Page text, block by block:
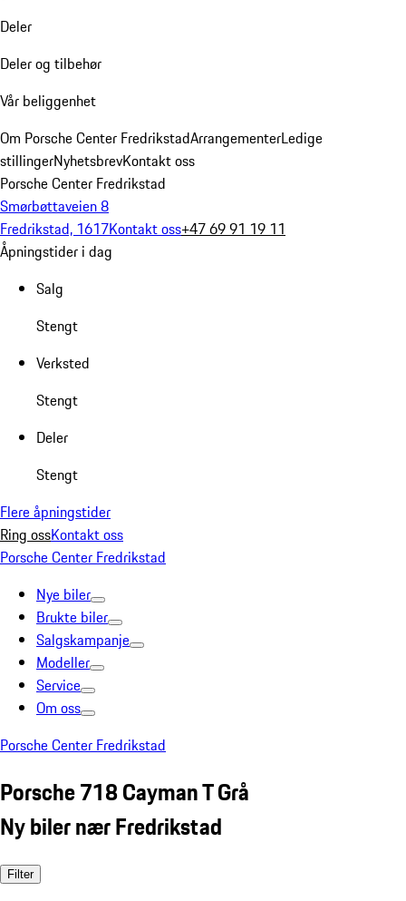
Deler
Deler og tilbehør
Vår beliggenhet
Om Porsche Center FredrikstadArrangementerLedige
stillingerNyhetsbrevKontakt oss
Porsche Center Fredrikstad
Smørbøttaveien 8
Fredrikstad, 1617Kontakt oss+47 69 91 19 11
Åpningstider i dag
Salg
Stengt
Verksted
Stengt
Deler
Stengt
Flere åpningstider
Ring ossKontakt oss
Porsche Center Fredrikstad
Nye biler
Brukte biler
Salgskampanje
Modeller
Service
Om oss
Porsche Center Fredrikstad
Porsche 718 Cayman T Grå
Ny biler nær Fredrikstad
Filter